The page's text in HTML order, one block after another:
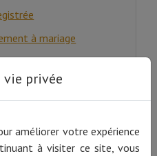
à mariage
vie privée
améliorer votre expérience
à visiter ce site, vous